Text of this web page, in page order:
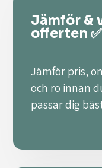
Jämför &
offerten ✅
Jämför pris,
och ro innan
passar dig